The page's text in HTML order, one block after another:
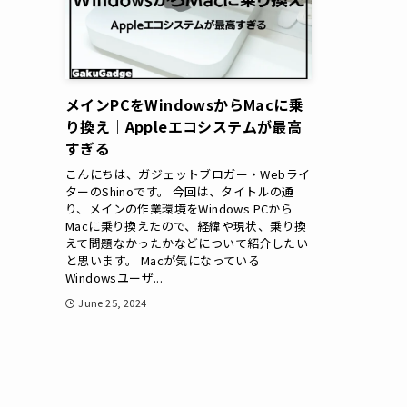
メインPCをWindowsからMacに乗
り換え｜Appleエコシステムが最高
すぎる
こんにちは、ガジェットブロガー・Webライ
ターのShinoです。 今回は、タイトルの通
り、メインの作業環境をWindows PCから
Macに乗り換えたので、経緯や現状、乗り換
えて問題なかったかなどについて紹介したい
と思います。 Macが気になっている
Windowsユーザ...
June 25, 2024